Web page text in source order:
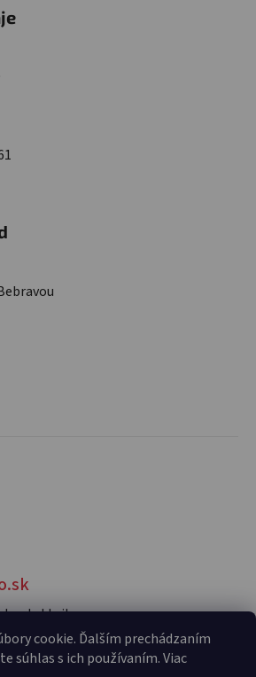
cookie. Ďalším prechádzaním
súhlas s ich používaním. Viac
kontaktujte